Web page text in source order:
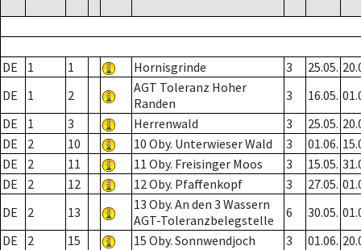
DE 1 1 Hornisgrinde 3 25.05.
DE
1 2
AGT Toleranz Hoher
Randen
3 16.05.
DE
1 3 Herrenwald 3 25.05.
DE
2 10 10 Oby. Unterwieser Wald 3 01.06.
DE
2 11 11 Oby. Freisinger Moos 3 15.05.
DE
2 12 12 Oby. Pfaffenkopf 3 27.05.
DE
2 13
13 Oby. An den 3 Wassern
AGT-Toleranzbelegstelle
6 30.05.
DE
2 15 15 Oby. Sonnwendjoch 3 01.06.